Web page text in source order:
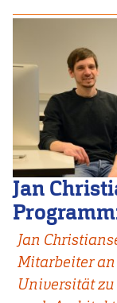
Jan
Jan
Mitarbeiter
Universität